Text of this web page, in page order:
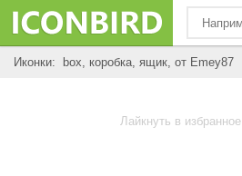
Иконки: box, коробка, ящик, от Emey87
Лайкнуть в избранное